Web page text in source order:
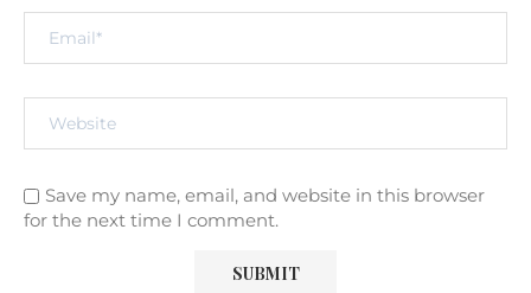
Save my name, email, and website in this browser
for the next time I comment.